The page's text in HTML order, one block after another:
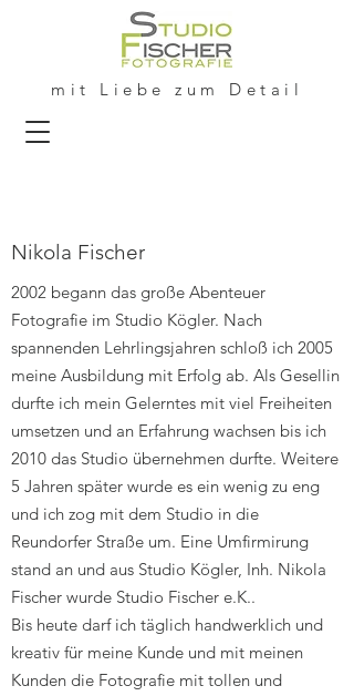
mit Liebe zum Detail
Nikola Fischer
2002 begann das große Abenteuer
Fotografie im Studio Kögler. Nach
spannenden Lehrlingsjahren schloß ich 2005
meine Ausbildung mit Erfolg ab. Als Gesellin
durfte ich mein Gelerntes mit viel Freiheiten
umsetzen und an Erfahrung wachsen bis ich
2010 das Studio übernehmen durfte. Weitere
5 Jahren später wurde es ein wenig zu eng
und ich zog mit dem Studio in die
Reundorfer Straße um. Eine Umfirmirung
stand an und aus Studio Kögler, Inh. Nikola
Fischer wurde Studio Fischer e.K..
Bis heute darf ich täglich handwerklich und
kreativ für meine Kunde und mit meinen
Kunden die Fotografie mit tollen und